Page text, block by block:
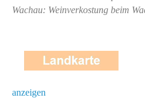
Wachau: Weinverkostung beim
anzeigen